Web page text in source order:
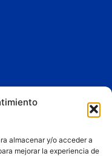
almacenar y/o acceder a
mejorar la experiencia de
propiedad de
Liberty
en los planes de